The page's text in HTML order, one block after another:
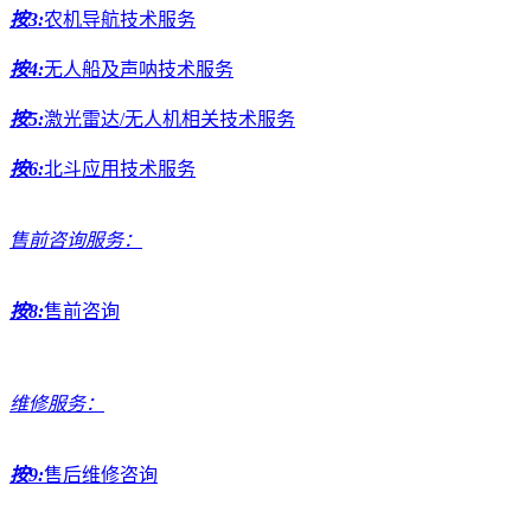
按3:农机导航技术服务
按4:无人船及声呐技术服务
按5:激光雷达/无人机相关技术服务
按6:北斗应用技术服务
售前咨询服务：
按8:售前咨询
维修服务：
按9:售后维修咨询